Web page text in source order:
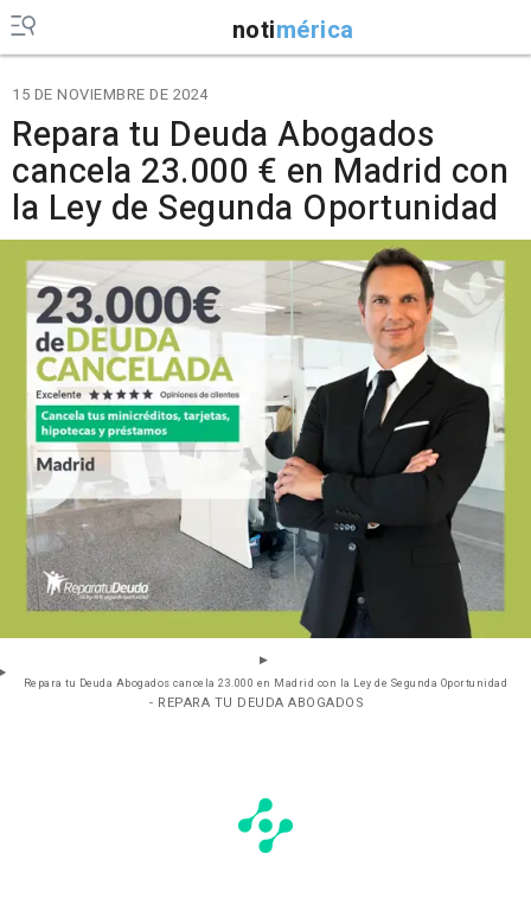
notimérica
15 DE NOVIEMBRE DE 2024
Repara tu Deuda Abogados
cancela 23.000 € en Madrid con
la Ley de Segunda Oportunidad
Repara tu Deuda Abogados cancela 23.000 en Madrid con la Ley de Segunda Oportunidad
- REPARA TU DEUDA ABOGADOS